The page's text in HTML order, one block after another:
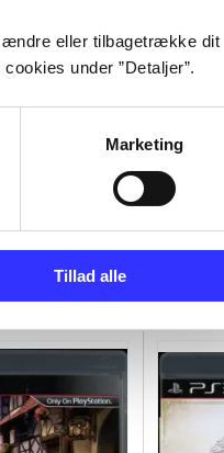
ændre eller tilbagetrække dit
under ”Detaljer”.
Marketing
Tillad alle